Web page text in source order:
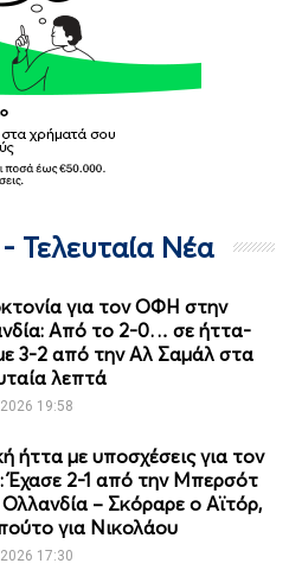
Τελευταία Νέα
για τον ΟΦΗ στην
Από το 2-0… σε ήττα-
3-2 από την Αλ Σαμάλ στα
λεπτά
19:58
ήττα με υποσχέσεις για τον
2-1 από την Μπερσότ
– Σκόραρε ο Αϊτόρ,
για Νικολάου
17:30